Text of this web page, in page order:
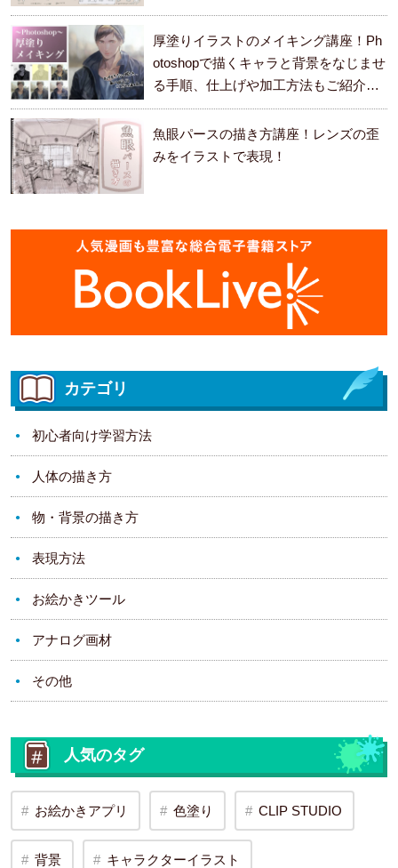
厚塗りイラストのメイキング講座！Ph
otoshopで描くキャラと背景をなじませ
る手順、仕上げや加工方法もご紹介し
ます。
魚眼パースの描き方講座！レンズの歪
みをイラストで表現！
カテゴリ
初心者向け学習方法
人体の描き方
物・背景の描き方
表現方法
お絵かきツール
アナログ画材
その他
人気のタグ
お絵かきアプリ 色塗り CLIP STUDIO
背景 キャラクターイラスト